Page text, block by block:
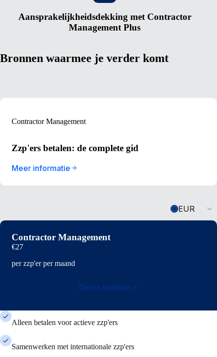
Aansprakelijkheidsdekking met Contractor
Management Plus
Bronnen waarmee je verder komt
Contractor Management
Zzp'ers betalen: de complete gid
Meer informatie
EUR
Contractor Management
€27
per zzp'er per maand
Demo boeken
Alleen betalen voor actieve zzp'ers
Samenwerken met internationale zzp'ers